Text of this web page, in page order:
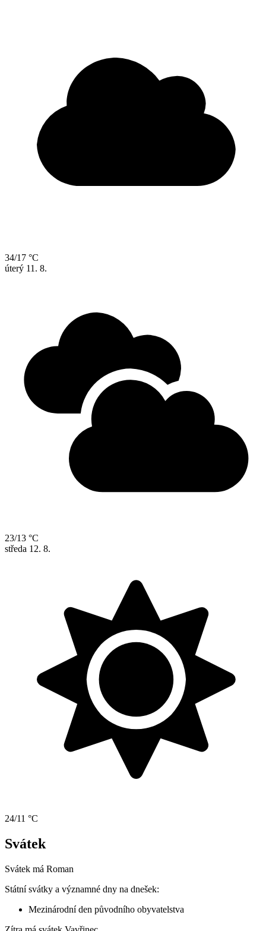
34/17 °C
úterý 11. 8.
23/13 °C
středa 12. 8.
24/11 °C
Svátek
Svátek má Roman
Státní svátky a významné dny na dnešek:
Mezinárodní den původního obyvatelstva